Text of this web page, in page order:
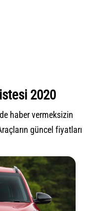
2020
haber vermeksizin
güncel fiyatları